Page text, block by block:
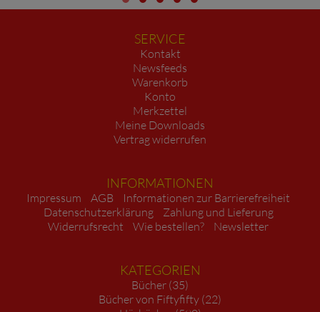
SERVICE
Kontakt
Newsfeeds
Warenkorb
Konto
Merkzettel
Meine Downloads
Vertrag widerrufen
INFORMATIONEN
Impressum AGB
Informationen zur Barrierefreiheit
Datenschutzerklärung
Zahlung und Lieferung
Widerrufsrecht
Wie bestellen? Newsletter
KATEGORIEN
Bücher (35)
Bücher von Fiftyfifty (22)